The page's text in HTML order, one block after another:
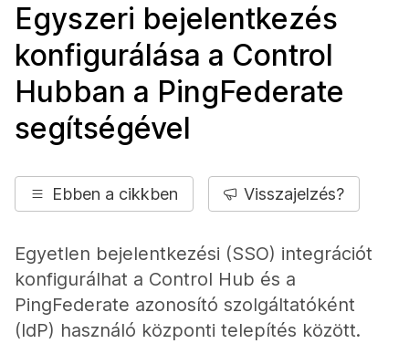
Egyszeri bejelentkezés
konfigurálása a Control
Hubban a PingFederate
segítségével
Ebben a cikkben Visszajelzés?
Egyetlen bejelentkezési (SSO) integrációt
konfigurálhat a Control Hub és a
PingFederate azonosító szolgáltatóként
(IdP) használó központi telepítés között.